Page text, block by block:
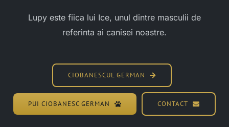
Lupy este fiica lui Ice, unul dintre masculii de
referinta ai canisei noastre.
CIOBANESCUL GERMAN
PUI CIOBANESC GERMAN CONTACT